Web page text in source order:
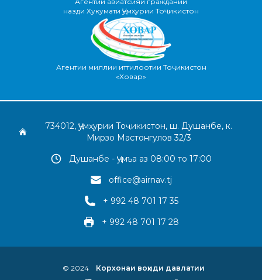
назди Хукумати Ҷумҳурии Тоҷикистон
Агентии миллии иттилоотии Тоҷикистон
«Ховар»
734012, Ҷумҳурии Тоҷикистон, ш. Душанбе, к.
Мирзо Мастонгулов 32/3
Душанбе - Ҷумъа аз 08:00 то 17:00
office@airnav.tj
+ 992 48 701 17 35
+ 992 48 701 17 28
© 2024
Корхонаи воҳиди давлатии